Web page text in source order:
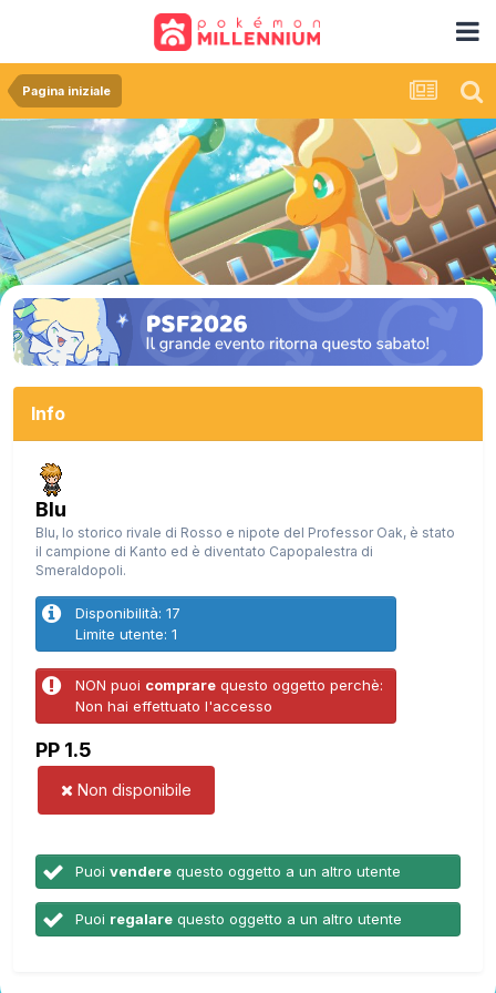
Pagina iniziale
Info
Blu
Blu, lo storico rivale di Rosso e nipote del Professor Oak, è stato
il campione di Kanto ed è diventato Capopalestra di
Smeraldopoli.
Disponibilità: 17
Limite utente: 1
NON puoi comprare questo oggetto perchè:
Non hai effettuato l'accesso
PP 1.5
Non disponibile
Puoi vendere questo oggetto a un altro utente
Puoi regalare questo oggetto a un altro utente